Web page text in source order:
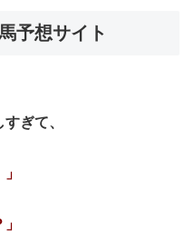
予想サイト
ぎて、